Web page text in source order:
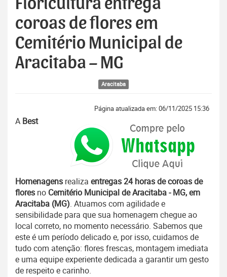
Floricultura entrega
coroas de flores em
Cemitério Municipal de
Aracitaba – MG
Aracitaba
Página atualizada em: 06/11/2025 15:36
A Best
Homenagens realiza entregas 24 horas de coroas de
flores no Cemitério Municipal de Aracitaba - MG, em
Aracitaba (MG). Atuamos com agilidade e
sensibilidade para que sua homenagem chegue ao
local correto, no momento necessário. Sabemos que
este é um período delicado e, por isso, cuidamos de
tudo com atenção: flores frescas, montagem imediata
e uma equipe experiente dedicada a garantir um gesto
de respeito e carinho.